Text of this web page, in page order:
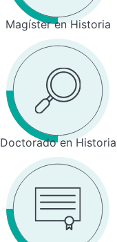
Magíster en Historia
Doctorado en Historia